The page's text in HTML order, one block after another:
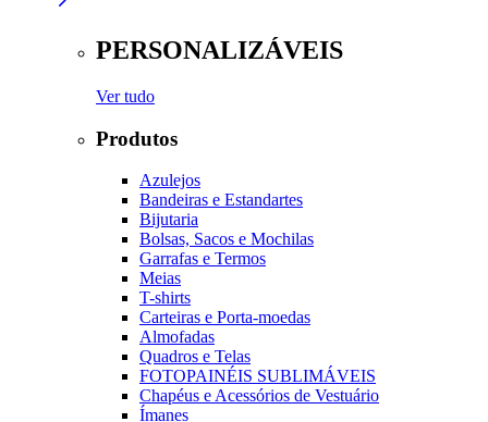
PERSONALIZÁVEIS
Ver tudo
Produtos
Azulejos
Bandeiras e Estandartes
Bijutaria
Bolsas, Sacos e Mochilas
Garrafas e Termos
Meias
T-shirts
Carteiras e Porta-moedas
Almofadas
Quadros e Telas
FOTOPAINÉIS SUBLIMÁVEIS
Chapéus e Acessórios de Vestuário
Ímanes